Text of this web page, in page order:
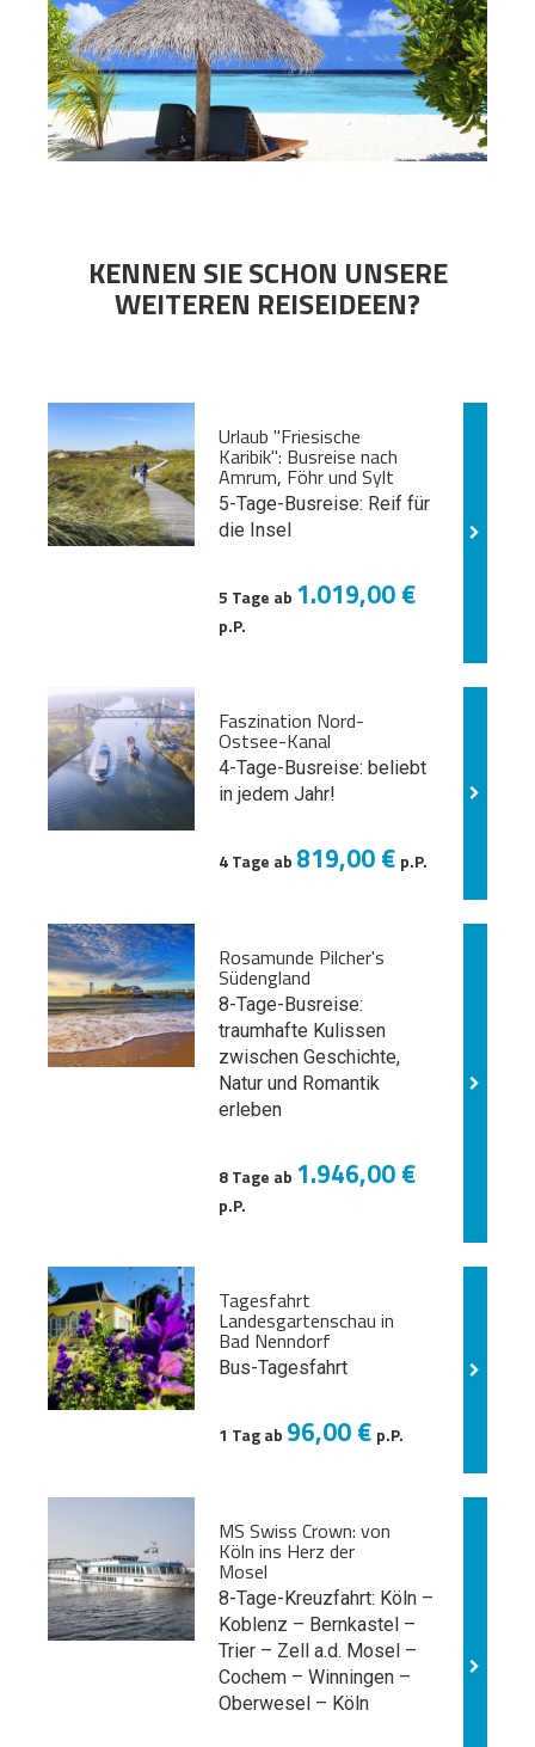
KENNEN SIE SCHON UNSERE
WEITEREN REISEIDEEN?
Urlaub "Friesische
Karibik": Busreise nach
Amrum, Föhr und Sylt
5-Tage-Busreise: Reif für
die Insel
5 Tage ab 1.019,00 €
p.P.
Faszination Nord-
Ostsee-Kanal
4-Tage-Busreise: beliebt
in jedem Jahr!
4 Tage ab 819,00 € p.P.
Rosamunde Pilcher's
Südengland
8-Tage-Busreise:
traumhafte Kulissen
zwischen Geschichte,
Natur und Romantik
erleben
8 Tage ab 1.946,00 €
p.P.
Tagesfahrt
Landesgartenschau in
Bad Nenndorf
Bus-Tagesfahrt
1 Tag ab 96,00 € p.P.
MS Swiss Crown: von
Köln ins Herz der
Mosel
8-Tage-Kreuzfahrt: Köln –
Koblenz – Bernkastel –
Trier – Zell a.d. Mosel –
Cochem – Winningen –
Oberwesel – Köln